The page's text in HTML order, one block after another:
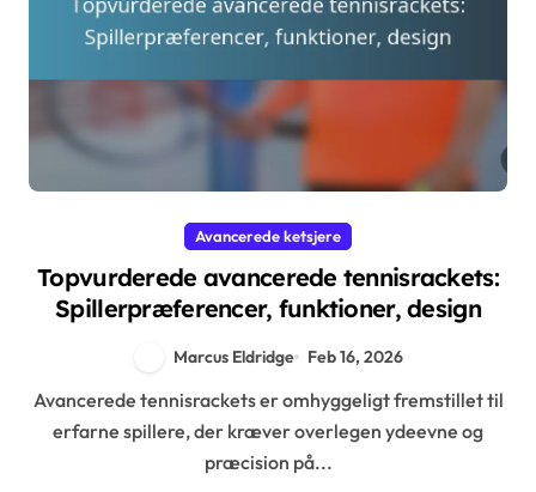
Avancerede ketsjere
Topvurderede avancerede tennisrackets:
Spillerpræferencer, funktioner, design
Marcus Eldridge Feb 16, 2026
Avancerede tennisrackets er omhyggeligt fremstillet til
erfarne spillere, der kræver overlegen ydeevne og
præcision på...